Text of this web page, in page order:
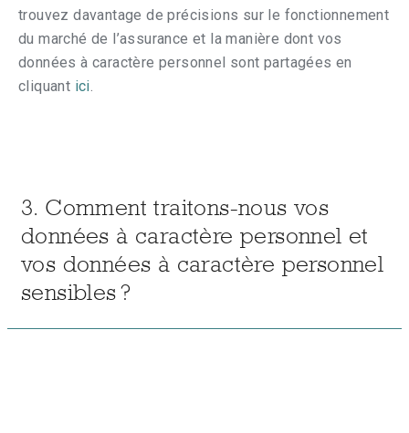
trouvez davantage de précisions sur le fonctionnement
du marché de l’assurance et la manière dont vos
données à caractère personnel sont partagées en
cliquant ici.
3. Comment traitons-nous vos
données à caractère personnel et
vos données à caractère personnel
sensibles ?